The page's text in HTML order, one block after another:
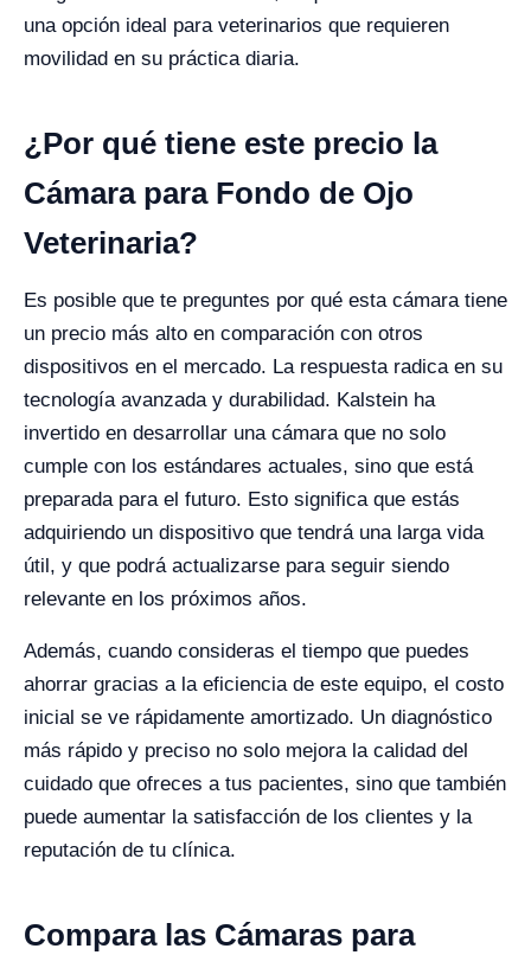
una opción ideal para veterinarios que requieren
movilidad en su práctica diaria.
¿Por qué tiene este precio la
Cámara para Fondo de Ojo
Veterinaria?
Es posible que te preguntes por qué esta cámara tiene
un precio más alto en comparación con otros
dispositivos en el mercado. La respuesta radica en su
tecnología avanzada y durabilidad. Kalstein ha
invertido en desarrollar una cámara que no solo
cumple con los estándares actuales, sino que está
preparada para el futuro. Esto significa que estás
adquiriendo un dispositivo que tendrá una larga vida
útil, y que podrá actualizarse para seguir siendo
relevante en los próximos años.
Además, cuando consideras el tiempo que puedes
ahorrar gracias a la eficiencia de este equipo, el costo
inicial se ve rápidamente amortizado. Un diagnóstico
más rápido y preciso no solo mejora la calidad del
cuidado que ofreces a tus pacientes, sino que también
puede aumentar la satisfacción de los clientes y la
reputación de tu clínica.
Compara las Cámaras para